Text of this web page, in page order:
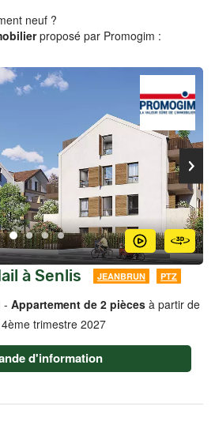
neuf ?
proposé par Promogim :
à Senlis JEANBRUN PTZ
- Appartement de 2 pièces à partir de
trimestre 2027
d'information